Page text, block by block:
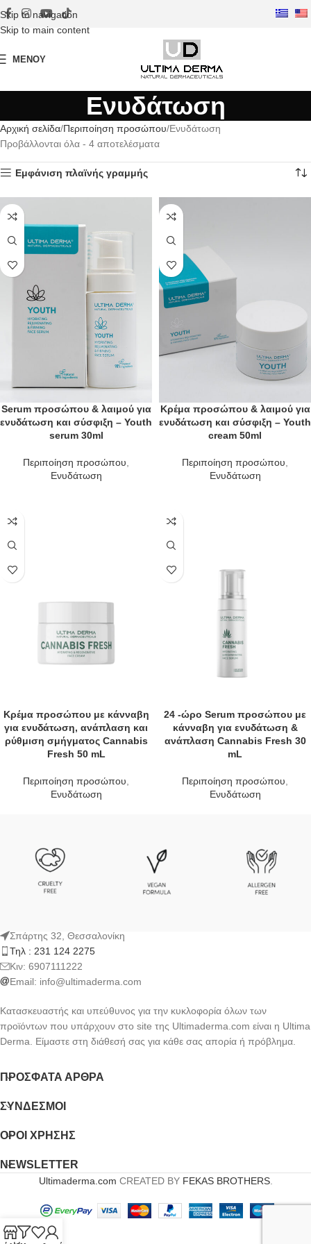
Skip to navigation
Skip to main content
ΜΕΝΟΎ
Ενυδάτωση
Αρχική σελίδα Περιποίηση προσώπου Ενυδάτωση
Προβάλλονται όλα - 4 αποτελέσματα
Εμφάνιση πλαϊνής γραμμής
Serum προσώπου & λαιμού για
ενυδάτωση και σύσφιξη – Youth
serum 30ml
Περιποίηση προσώπου
Ενυδάτωση
Κρέμα προσώπου & λαιμού για
ενυδάτωση και σύσφιξη – Youth
cream 50ml
Περιποίηση προσώπου
Ενυδάτωση
Κρέμα προσώπου με κάνναβη
για ενυδάτωση, ανάπλαση και
ρύθμιση σμήγματος Cannabis
Fresh 50 mL
Περιποίηση προσώπου
Ενυδάτωση
24 -ώρο Serum προσώπου με
κάνναβη για ενυδάτωση &
ανάπλαση Cannabis Fresh 30
mL
Περιποίηση προσώπου
Ενυδάτωση
Σπάρτης 32, Θεσσαλονίκη
Τηλ : 231 124 2275
Kιν: 6907111222
Email: info@ultimaderma.com
Κατασκευαστής και υπεύθυνος για την κυκλοφορία όλων των
προϊόντων που υπάρχουν στο site της Ultimaderma.com είναι η Ultima
Derma. Είμαστε στη διάθεσή σας για κάθε σας απορία ή πρόβλημα.
ΠΡΌΣΦΑΤΑ ΆΡΘΡΑ
ΣΎΝΔΕΣΜΟΙ
ΟΡΟΙ ΧΡΗΣΗΣ
NEWSLETTER
Ultimaderma.com CREATED BY FEKAS BROTHERS.